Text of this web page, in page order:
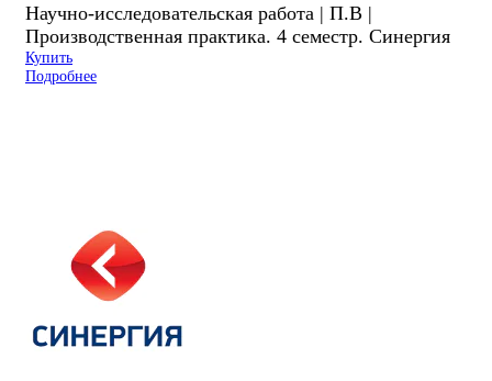
Научно-исследовательская работа | П.В |
Производственная практика. 4 семестр. Синергия
Купить
Подробнее